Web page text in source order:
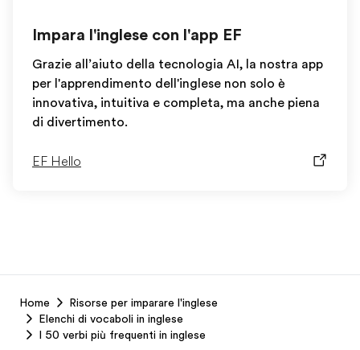
Impara l'inglese con l'app EF
Grazie all’aiuto della tecnologia AI, la nostra app
per l'apprendimento dell'inglese non solo è
innovativa, intuitiva e completa, ma anche piena
di divertimento.
EF Hello
Footer
Home
Risorse per imparare l'inglese
Elenchi di vocaboli in inglese
I 50 verbi più frequenti in inglese